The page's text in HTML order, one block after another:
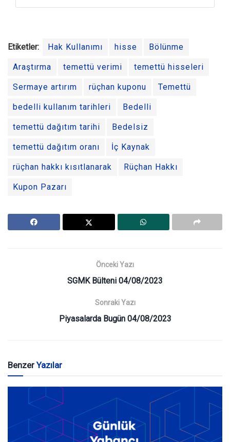
Etiketler: Hak Kullanımı hisse Bölünme
Araştırma temettü verimi temettü hisseleri
Sermaye artırım rüçhan kuponu Temettü
bedelli kullanım tarihleri Bedelli
temettü dağıtım tarihi Bedelsiz
temettü dağıtım oranı İç Kaynak
rüçhan hakkı kısıtlanarak Rüçhan Hakkı
Kupon Pazarı
Önceki Yazı
SGMK Bülteni 04/08/2023
Sonraki Yazı
Piyasalarda Bugün 04/08/2023
BenzerYazılar